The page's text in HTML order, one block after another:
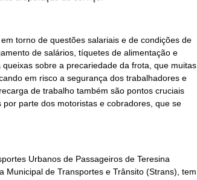
torno de questões salariais e de condições de
de salários, tíquetes de alimentação e
sobre a precariedade da frota, que muitas
em risco a segurança dos trabalhadores e
de trabalho também são pontos cruciais
parte dos motoristas e cobradores, que se
Urbanos de Passageiros de Teresina
Municipal de Transportes e Trânsito (Strans), tem